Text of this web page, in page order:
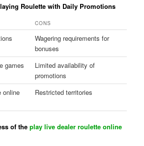
Roulette with Daily Promotions
CONS
Wagering requirements for
bonuses
games
Limited availability of
promotions
online
Restricted territories
of theplay live dealer roulette online